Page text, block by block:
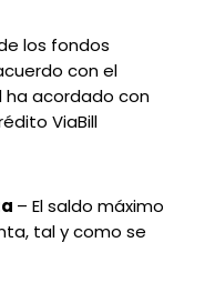
los fondos
con el
ha acordado con
ViaBill
– El saldo máximo
tal y como se